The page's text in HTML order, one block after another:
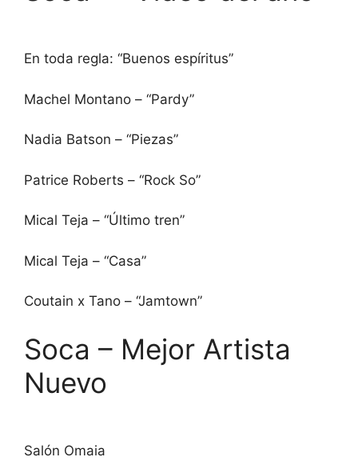
En toda regla: “Buenos espíritus”
Machel Montano – “Pardy”
Nadia Batson – “Piezas”
Patrice Roberts – “Rock So”
Mical Teja – “Último tren”
Mical Teja – “Casa”
Coutain x Tano – “Jamtown”
Soca – Mejor Artista
Nuevo
Salón Omaia